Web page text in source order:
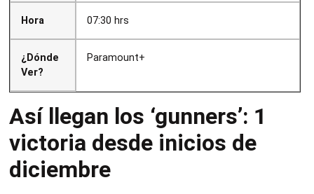
Hora
¿Dónde
Ver?
07:30 hrs
Paramount+
Así llegan los ‘gunners’: 1
victoria desde inicios de
diciembre